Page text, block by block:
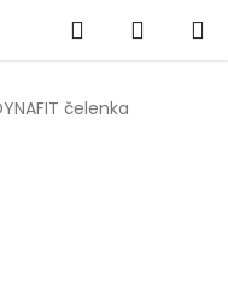
Hledat
KOŠÍK
čelenka